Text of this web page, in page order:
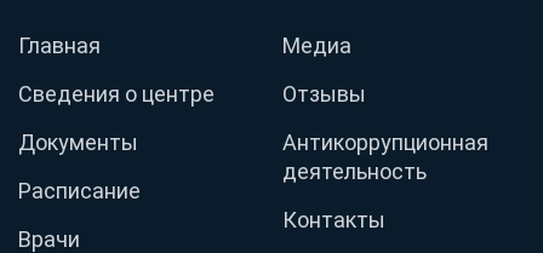
Главная
Сведения о центре
Документы
Расписание
Врачи
Медиа
Отзывы
Антикоррупционная
деятельность
Контакты